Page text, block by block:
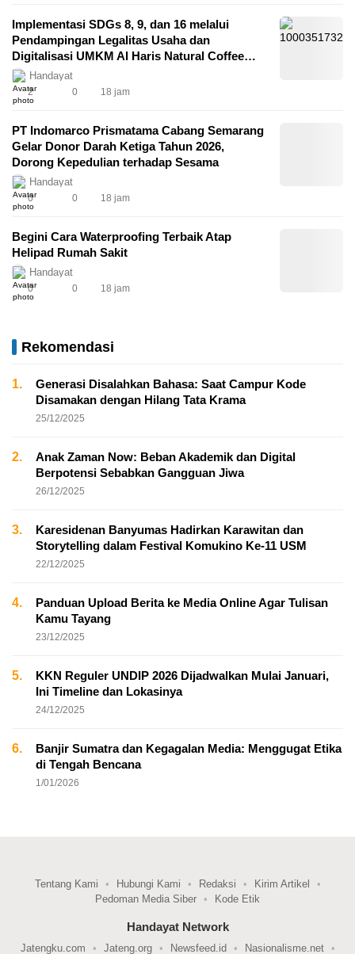
Implementasi SDGs 8, 9, dan 16 melalui
Pendampingan Legalitas Usaha dan
Digitalisasi UMKM Al Haris Natural Coffee
oleh Mahasiswa KKN-T 141 Universitas
Diponegoro
Handayat
2 0 18 jam
PT Indomarco Prismatama Cabang Semarang
Gelar Donor Darah Ketiga Tahun 2026,
Dorong Kepedulian terhadap Sesama
Handayat
0 0 18 jam
Begini Cara Waterproofing Terbaik Atap
Helipad Rumah Sakit
Handayat
0 0 18 jam
Rekomendasi
1.
Generasi Disalahkan Bahasa: Saat Campur Kode
Disamakan dengan Hilang Tata Krama
25/12/2025
2.
Anak Zaman Now: Beban Akademik dan Digital
Berpotensi Sebabkan Gangguan Jiwa
26/12/2025
3.
Karesidenan Banyumas Hadirkan Karawitan dan
Storytelling dalam Festival Komukino Ke-11 USM
22/12/2025
4.
Panduan Upload Berita ke Media Online Agar Tulisan
Kamu Tayang
23/12/2025
5.
KKN Reguler UNDIP 2026 Dijadwalkan Mulai Januari,
Ini Timeline dan Lokasinya
24/12/2025
6.
Banjir Sumatra dan Kegagalan Media: Menggugat Etika
di Tengah Bencana
1/01/2026
Tentang Kami Hubungi Kami Redaksi
Kirim Artikel
Pedoman Media Siber
Kode Etik
Handayat Network
Jatengku.com Jateng.org Newsfeed.id Nasionalisme.net